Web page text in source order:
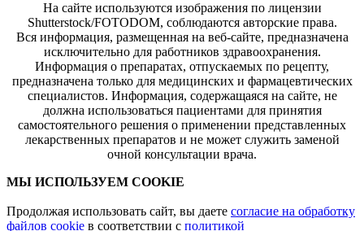
На сайте используются изображения по лицензии
Shutterstock/FOTODOM, соблюдаются авторские права.
Вся информация, размещенная на веб-сайте, предназначена
исключительно для работников здравоохранения.
Информация о препаратах, отпускаемых по рецепту,
предназначена только для медицинских и фармацевтических
специалистов. Информация, содержащаяся на сайте, не
должна использоваться пациентами для принятия
самостоятельного решения о применении представленных
лекарственных препаратов и не может служить заменой
очной консультации врача.
МЫ ИСПОЛЬЗУЕМ COOKIE
Продолжая использовать сайт, вы даете согласие на обработку
файлов cookie в соответствии с политикой